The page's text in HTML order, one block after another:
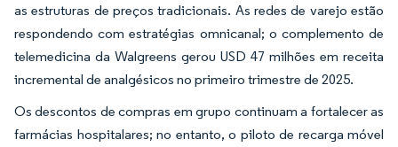
as estruturas de preços tradicionais. As redes de varejo estão
respondendo com estratégias omnicanal; o complemento de
telemedicina da Walgreens gerou USD 47 milhões em receita
incremental de analgésicos no primeiro trimestre de 2025.
Os descontos de compras em grupo continuam a fortalecer as
farmácias hospitalares; no entanto, o piloto de recarga móvel